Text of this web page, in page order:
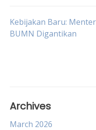
Post
Kebijakan Baru:
BUMN Digantikan
Archives
March 2026